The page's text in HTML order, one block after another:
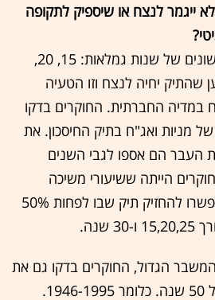
ייגמר לנצח או שיספיק לתקופה
"החוקרים בדקו אורכים שונים של שנות גמלאות: 15, 20,
שהתיק יחיה לנצח וזו הטעיה
החברתית. החוקרים בדקו
מניות ואג"ח בתיק החיסכון. את
העבר הם אספו לגבי השנים
החוקרים הייתה ששיעורי משיכה
שנתית של 3% ו-4% יאפשרו להחזיק תיק שבו לפחות 50%
הגדול, החוקרים בדקו גם את
אותה שאלה על טווח של 50 שנה. כלומר 1946-1995.